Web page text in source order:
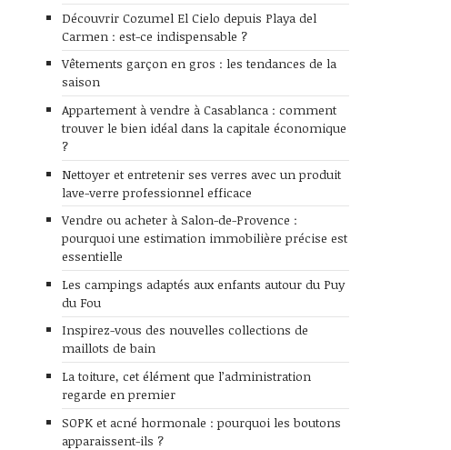
Découvrir Cozumel El Cielo depuis Playa del
Carmen : est-ce indispensable ?
Vêtements garçon en gros : les tendances de la
saison
Appartement à vendre à Casablanca : comment
trouver le bien idéal dans la capitale économique
?
Nettoyer et entretenir ses verres avec un produit
lave-verre professionnel efficace
Vendre ou acheter à Salon-de-Provence :
pourquoi une estimation immobilière précise est
essentielle
Les campings adaptés aux enfants autour du Puy
du Fou
Inspirez-vous des nouvelles collections de
maillots de bain
La toiture, cet élément que l’administration
regarde en premier
SOPK et acné hormonale : pourquoi les boutons
apparaissent-ils ?